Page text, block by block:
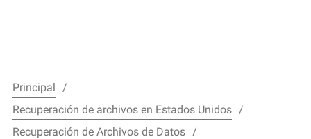
Principal
Recuperación de archivos en Estados Unidos
Recuperación de Archivos de Datos